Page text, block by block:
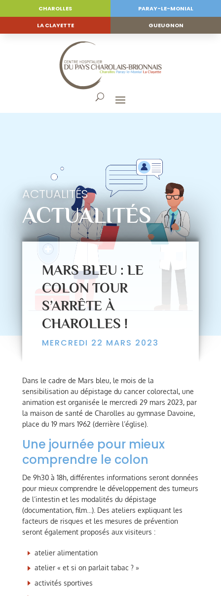
CHAROLLES PARAY-LE-MONIAL
LA CLAYETTE GUEUGNON
ACTUALITÉS
ACTUALITÉS
MARS BLEU : LE
COLON TOUR
S’ARRÊTE À
CHAROLLES !
MERCREDI 22 MARS 2023
Dans le cadre de Mars bleu, le mois de la
sensibilisation au dépistage du cancer colorectal, une
animation est organisée le mercredi 29 mars 2023, par
la maison de santé de Charolles au gymnase Davoine,
place du 19 mars 1962 (derrière l’église).
Une journée pour mieux
comprendre le colon
De 9h30 à 18h, différentes informations seront données
pour mieux comprendre le développement des tumeurs
de l’intestin et les modalités du dépistage
(documentation, film…). Des ateliers expliquant les
facteurs de risques et les mesures de prévention
seront également proposés aux visiteurs :
atelier alimentation
atelier « et si on parlait tabac ? »
activités sportives